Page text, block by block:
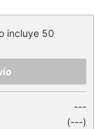
incluye 50
---
(---)